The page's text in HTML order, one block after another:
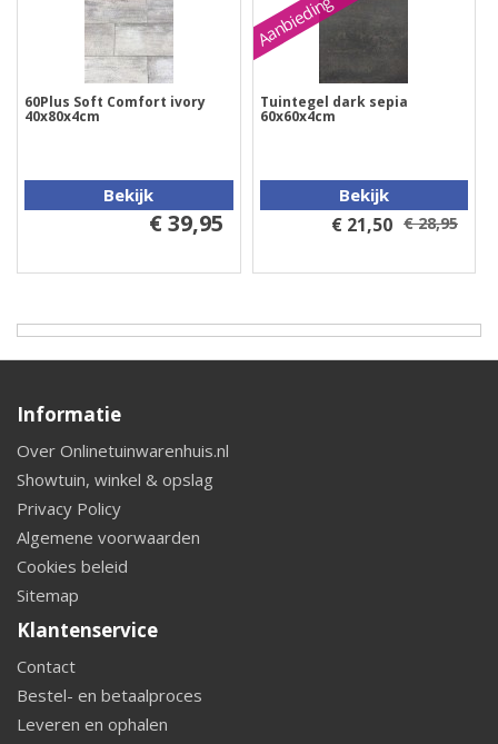
60Plus Soft Comfort ivory
40x80x4cm
Bekijk
€ 39,95
Aanbieding
Tuintegel dark sepia
60x60x4cm
Bekijk
€ 21,50 € 28,95
Informatie
Over Onlinetuinwarenhuis.nl
Showtuin, winkel & opslag
Privacy Policy
Algemene voorwaarden
Cookies beleid
Sitemap
Klantenservice
Contact
Bestel- en betaalproces
Leveren en ophalen